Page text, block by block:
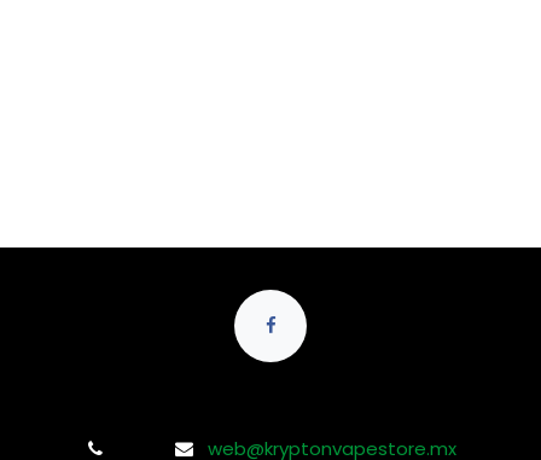
web@kryptonvapestore.mx